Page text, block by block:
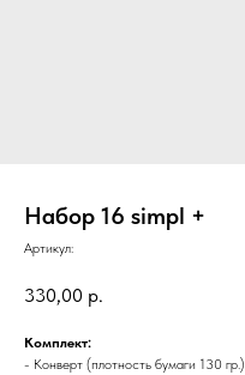
Набор 16 simpl +
Артикул:
330,00 р.
Комплект:
- Конверт (плотность бумаги 130 гр.)